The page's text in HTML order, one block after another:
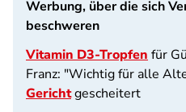
Werbung, über die sich
beschweren
Vitamin D3-Tropfen für
Franz: "Wichtig für alle
Gerichtgescheitert